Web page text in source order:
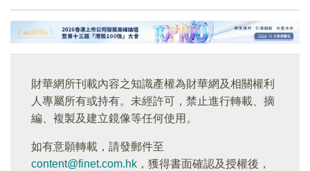
財華網所刊載內容之知識產權為財華網及相關權利
人專屬所有或持有。未經許可，禁止進行轉載、摘
編、複製及建立鏡像等任何使用。
如有意願轉載，請發郵件至
content@finet.com.hk ，獲得書面確認及授權後，